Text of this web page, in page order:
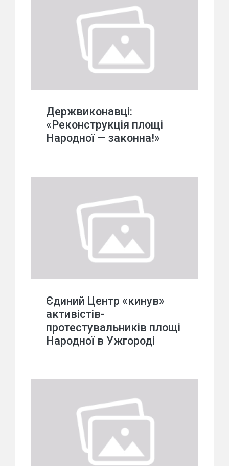
Держвиконавці:
«Реконструкція площі
Народної — законна!»
Єдиний Центр «кинув»
активістів-
протестувальників площі
Народної в Ужгороді